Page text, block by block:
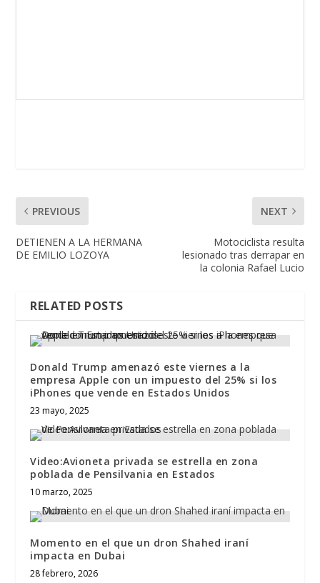
PREVIOUS
DETIENEN A LA HERMANA
DE EMILIO LOZOYA
NEXT
Motociclista resulta
lesionado tras derrapar en
la colonia Rafael Lucio
RELATED POSTS
Donald Trump amenazó este viernes a la
empresa Apple con un impuesto del 25% si los
iPhones que vende en Estados Unidos
23 mayo, 2025
Video:Avioneta privada se estrella en zona
poblada de Pensilvania en Estados
10 marzo, 2025
Momento en el que un dron Shahed iraní
impacta en Dubai
28 febrero, 2026